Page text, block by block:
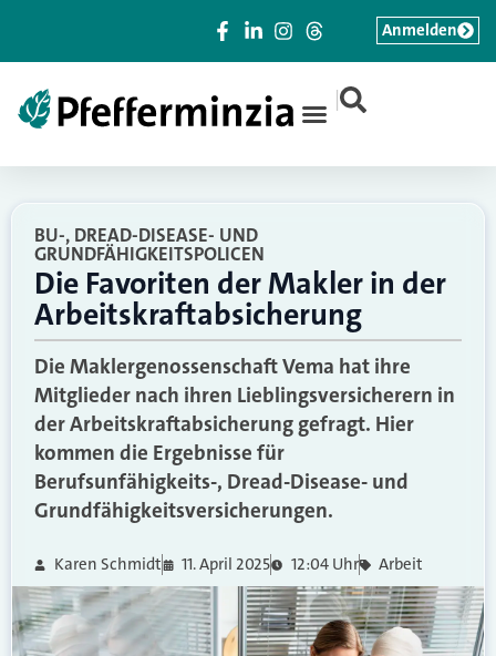
|
Anmelden
BU-, DREAD-DISEASE- UND
GRUNDFÄHIGKEITSPOLICEN
Die Favoriten der Makler in der
Arbeitskraftabsicherung
Die Maklergenossenschaft Vema hat ihre
Mitglieder nach ihren Lieblingsversicherern in
der Arbeitskraftabsicherung gefragt. Hier
kommen die Ergebnisse für
Berufsunfähigkeits-, Dread-Disease- und
Grundfähigkeitsversicherungen.
Karen Schmidt 11. April 2025 12:04 Uhr Arbeit